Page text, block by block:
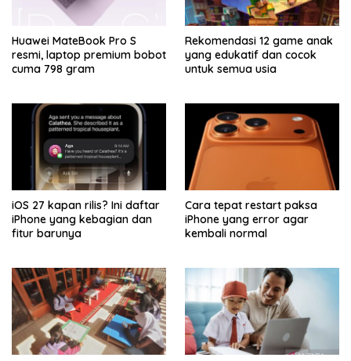
Huawei MateBook Pro S
resmi, laptop premium bobot
cuma 798 gram
Rekomendasi 12 game anak
yang edukatif dan cocok
untuk semua usia
iOS 27 kapan rilis? Ini daftar
iPhone yang kebagian dan
fitur barunya
Cara tepat restart paksa
iPhone yang error agar
kembali normal